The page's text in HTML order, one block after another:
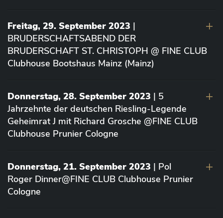
Freitag, 29. September 2023 |
BRUDERSCHAFTSABEND DER
BRUDERSCHAFT ST. CHRISTOPH @ FINE CLUB
Clubhouse Bootshaus Mainz (Mainz)
Donnerstag, 28. September 2023 | 5
Jahrzehnte der deutschen Riesling-Legende
Geheimrat J mit Richard Grosche @FINE CLUB
Clubhouse Prunier Cologne
Donnerstag, 21. September 2023 | Pol
Roger Dinner@FINE CLUB Clubhouse Prunier
Cologne